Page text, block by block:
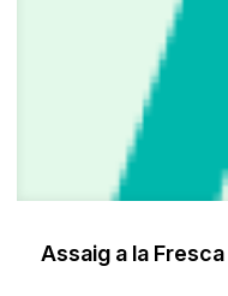
Assaig a la